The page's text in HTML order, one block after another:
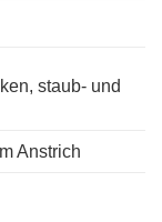
staub- und
Anstrich